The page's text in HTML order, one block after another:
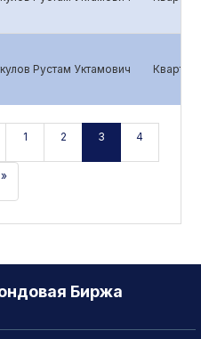
Рустам Уктамович
1 2 3 4
Биржа